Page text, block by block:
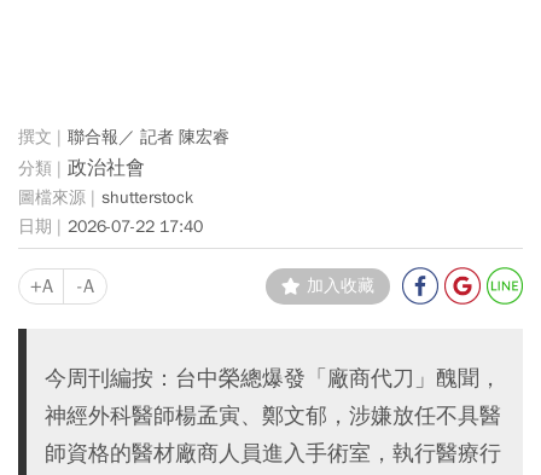
聯合報／ 記者 陳宏睿
政治社會
shutterstock
2026-07-22 17:40
+A -A 加入收藏
今周刊編按：台中榮總爆發「廠商代刀」醜聞，
神經外科醫師楊孟寅、鄭文郁，涉嫌放任不具醫
師資格的醫材廠商人員進入手術室，執行醫療行